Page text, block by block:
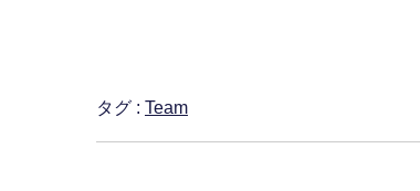
タグ : Team